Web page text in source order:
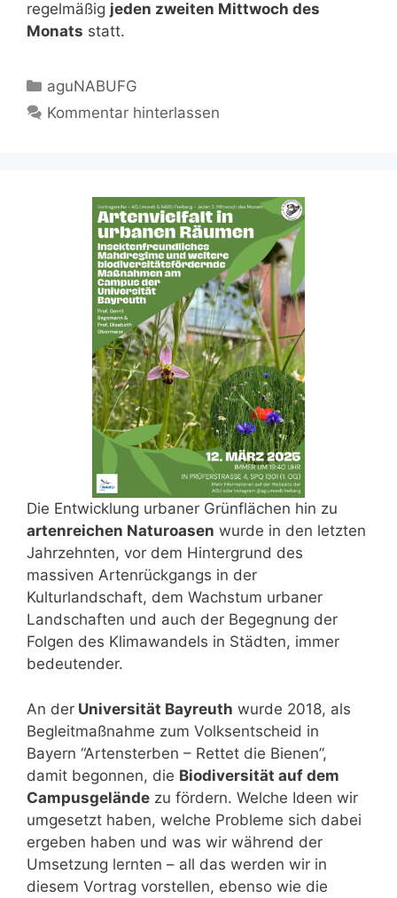
regelmäßig jeden zweiten Mittwoch des
Monats statt.
Kategorien
aguNABUFG
Kommentar hinterlassen
Die Entwicklung urbaner Grünflächen hin zu
artenreichen Naturoasen wurde in den letzten
Jahrzehnten, vor dem Hintergrund des
massiven Artenrückgangs in der
Kulturlandschaft, dem Wachstum urbaner
Landschaften und auch der Begegnung der
Folgen des Klimawandels in Städten, immer
bedeutender.
An der Universität Bayreuth wurde 2018, als
Begleitmaßnahme zum Volksentscheid in
Bayern “Artensterben – Rettet die Bienen”,
damit begonnen, die Biodiversität auf dem
Campusgelände zu fördern. Welche Ideen wir
umgesetzt haben, welche Probleme sich dabei
ergeben haben und was wir während der
Umsetzung lernten – all das werden wir in
diesem Vortrag vorstellen, ebenso wie die